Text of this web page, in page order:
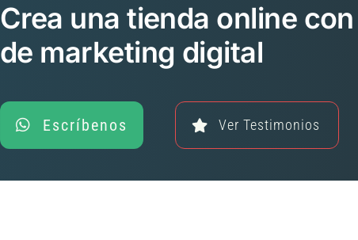
Crea una tienda online
de marketing digital
Escríbenos Ver Testimonios